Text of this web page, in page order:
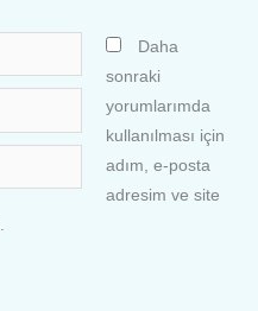
Daha
sonraki
yorumlarımda
kullanılması için
adım, e-posta
adresim ve site